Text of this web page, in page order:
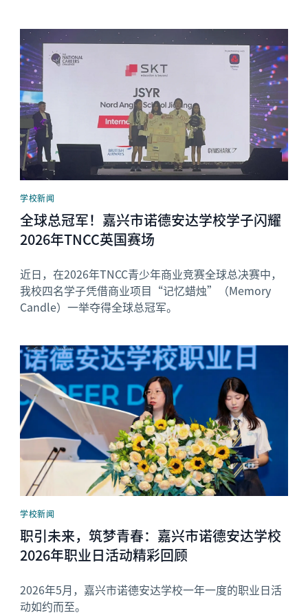
News image
学校新闻
全球总冠军！嘉兴市诺德安达学校学子闪耀
2026年TNCC英国赛场
近日，在2026年TNCC青少年商业竞赛全球总决赛中，
我校四名学子凭借商业项目“记忆蜡烛”（Memory
Candle）一举夺得全球总冠军。
News image
学校新闻
职引未来，筑梦青春：嘉兴市诺德安达学校
2026年职业日活动精彩回顾
2026年5月，嘉兴市诺德安达学校一年一度的职业日活
动如约而至。